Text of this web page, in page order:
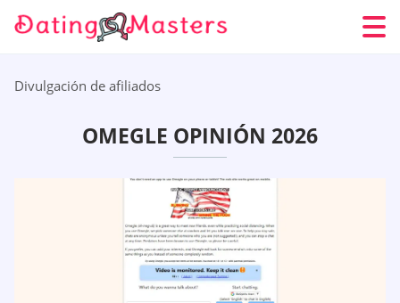
Divulgación de afiliados
OMEGLE OPINIÓN 2026